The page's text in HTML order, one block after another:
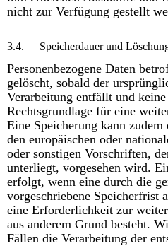
nicht zur Verfügung gestellt
3.4. Speicherdauer und
Personenbezogene Daten
gelöscht, sobald der
Verarbeitung entfällt und
Rechtsgrundlage für eine
Eine Speicherung kann
den europäischen oder
oder sonstigen Vorschriften,
unterliegt, vorgesehen wird.
erfolgt, wenn eine durch die
vorgeschriebene Speicherfrist
eine Erforderlichkeit zur
aus anderem Grund besteht.
Fällen die Verarbeitung der